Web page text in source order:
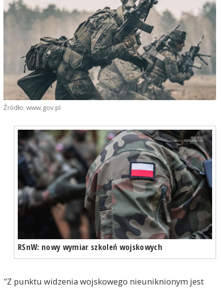
Źródło: www.gov.pl
RSnW: nowy wymiar szkoleń wojskowych
"Z punktu widzenia wojskowego nieuniknionym jest